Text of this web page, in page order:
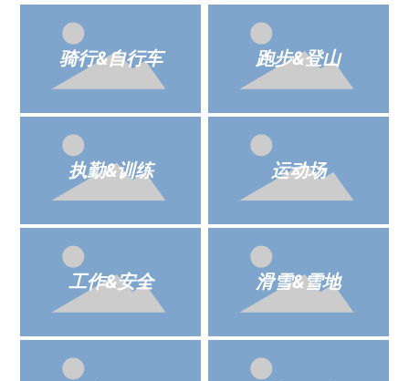
骑行&自行车 跑步&登山
执勤&训练 运动场
工作&安全 滑雪&雪地